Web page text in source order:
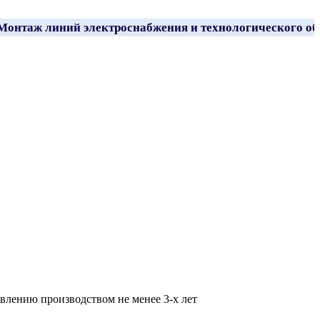
линий электроснабжения и технологического
производством не менее 3-х лет